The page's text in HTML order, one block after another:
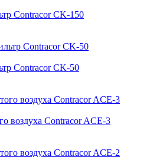
Contracor CK-150
Contracor CK-50
воздуха Contracor ACE-3